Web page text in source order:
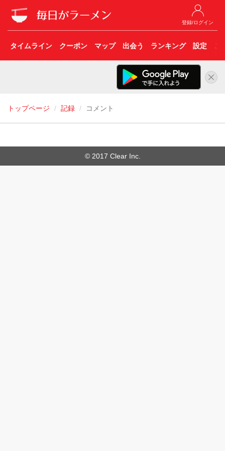
登録/ログイン
タイムライン クーポン マップ 出会う ランキング 設定 こ
トップページ 記録 コメント
© 2017 Clear Inc.